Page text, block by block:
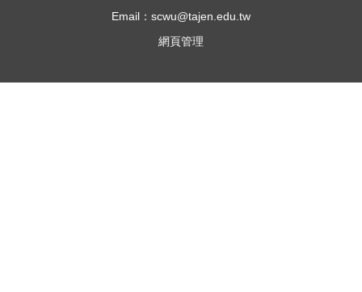
Email：scwu@tajen.edu.tw
網頁管理